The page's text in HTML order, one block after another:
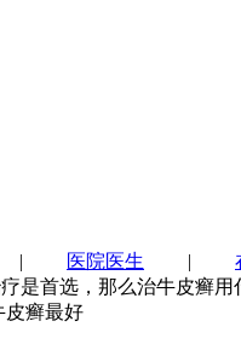
医院医生 |
首选，那么治牛皮癣用
皮癣最好